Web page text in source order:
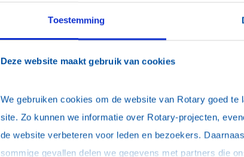
Toestemming
Deze website maakt gebruik van cookies
We gebruiken cookies om de website van Rotary goed
site. Zo kunnen we informatie over Rotary-projecten,
de website verbeteren voor leden en bezoekers.